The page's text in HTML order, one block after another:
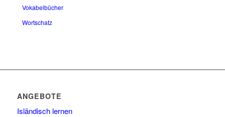
Vokabelbücher
Wortschatz
ANGEBOTE
Isländisch lernen